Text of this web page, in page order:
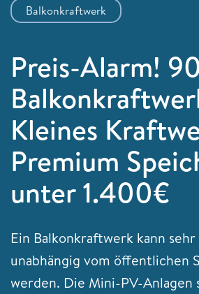
Balkonkraftwerk
Preis-Alarm!
Kleines
Premium
unter 1.400€
Ein Balkonkraftwerk kann
unabhängig vom öffentlichen
werden. Die Mini-PV-Anlagen